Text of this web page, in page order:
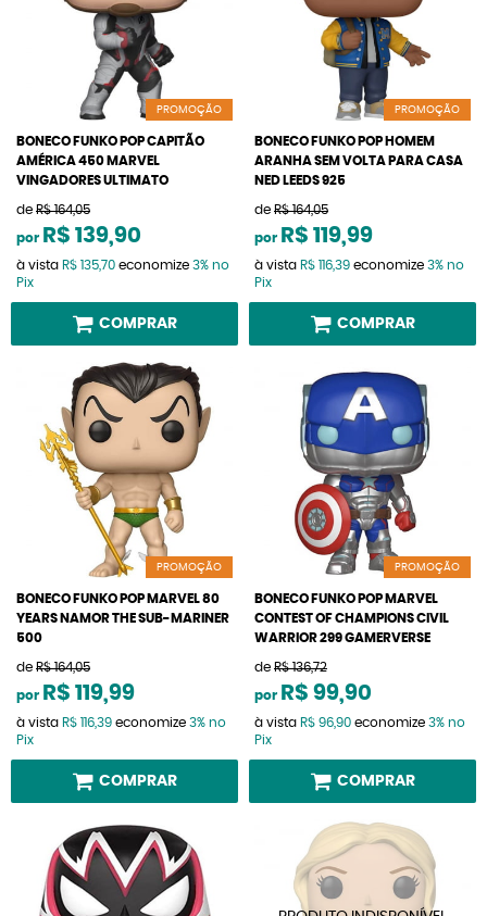
PROMOÇÃO
BONECO FUNKO POP CAPITÃO
AMÉRICA 450 MARVEL
VINGADORES ULTIMATO
de R$ 164,05
por R$ 139,90
à vista R$ 135,70 economize 3% no
Pix
COMPRAR
PROMOÇÃO
BONECO FUNKO POP HOMEM
ARANHA SEM VOLTA PARA CASA
NED LEEDS 925
de R$ 164,05
por R$ 119,99
à vista R$ 116,39 economize 3% no
Pix
COMPRAR
PROMOÇÃO
BONECO FUNKO POP MARVEL 80
YEARS NAMOR THE SUB-MARINER
500
de R$ 164,05
por R$ 119,99
à vista R$ 116,39 economize 3% no
Pix
COMPRAR
PROMOÇÃO
BONECO FUNKO POP MARVEL
CONTEST OF CHAMPIONS CIVIL
WARRIOR 299 GAMERVERSE
de R$ 136,72
por R$ 99,90
à vista R$ 96,90 economize 3% no
Pix
COMPRAR